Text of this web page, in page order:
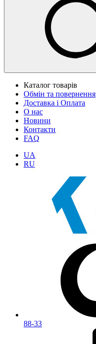
Каталог товарів
Обмін та повернення
Доставка і Оплата
О нас
Новини
Контакти
FAQ
UA
RU
88-33